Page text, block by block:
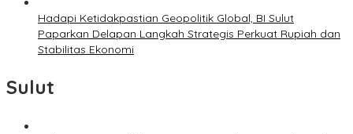
Hadapi Ketidakpastian Geopolitik Global, BI Sulut
Paparkan Delapan Langkah Strategis Perkuat Rupiah dan
Stabilitas Ekonomi
Sulut